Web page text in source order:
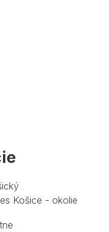
Košice - okolie